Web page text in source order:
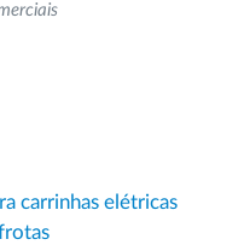
carrinhas elétricas